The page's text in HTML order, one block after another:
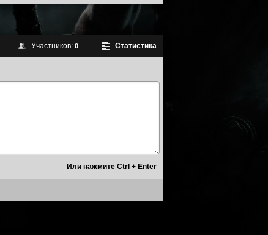
Участников: 0 Статистика